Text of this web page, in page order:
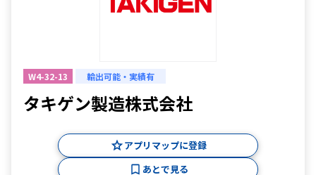
W4-32-13 輸出可能・実績有
タキゲン製造株式会社
アプリマップに登録
あとで見る